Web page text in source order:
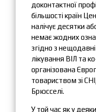
доконтактної
більшості країн
налічує десятки
немає жодних
згідно з
лікування ВІЛ та
організована
товариством зі
Брюсселі.
У той час як у